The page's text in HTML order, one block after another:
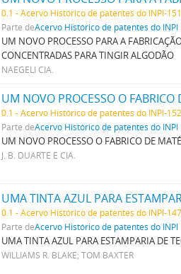
0.1 - Acervo Histórico de patentes do INPI-
Parte deAcervo Histórico de patentes do INPI
UM NOVO PROCESSO PARA A
CONCENTRADAS PARA TINGIR ALGODÃO
NAEGELI CIA.
0.1 - Acervo Histórico de patentes do INPI-
Parte deAcervo Histórico de patentes do INPI
UM NOVO PROCESSO O FABRICO DE
J. B. DUARTE E CIA.
UMA TINTA AZUL PARA
0.1 - Acervo Histórico de patentes do INPI-
Parte deAcervo Histórico de patentes do INPI
UMA TINTA AZUL PARA ESTAMPARIA DE
WILLIAMS R. BLAKE; TOM BAXTER